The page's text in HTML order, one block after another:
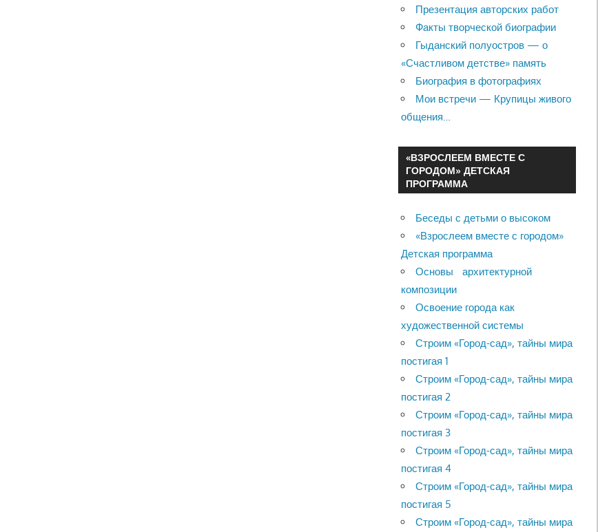
Презентация авторских работ
Факты творческой биографии
Гыданский полуостров — о
«Счастливом детстве» память
Биография в фотографиях
Мои встречи — Крупицы живого
общения…
«ВЗРОСЛЕЕМ ВМЕСТЕ С
ГОРОДОМ» ДЕТСКАЯ
ПРОГРАММА
Беседы с детьми о высоком
«Взрослеем вместе с городом»
Детская программа
Основы архитектурной
композиции
Освоение города как
художественной системы
Строим «Город-сад», тайны мира
постигая 1
Строим «Город-сад», тайны мира
постигая 2
Строим «Город-сад», тайны мира
постигая 3
Строим «Город-сад», тайны мира
постигая 4
Строим «Город-сад», тайны мира
постигая 5
Строим «Город-сад», тайны мира